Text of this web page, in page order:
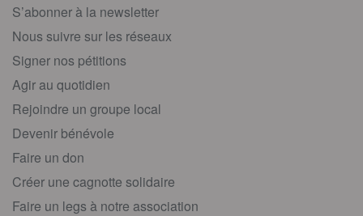
S’abonner à la newsletter
Nous suivre sur les réseaux
Signer nos pétitions
Agir au quotidien
Rejoindre un groupe local
Devenir bénévole
Faire un don
Créer une cagnotte solidaire
Faire un legs à notre association